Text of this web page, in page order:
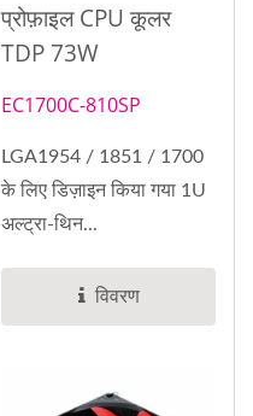
प्रोफ़ाइल CPU कूलर
TDP 73W
EC1700C-810SP
LGA1954 / 1851 / 1700
के लिए डिज़ाइन किया गया 1U
अल्ट्रा-थिन...
विवरण